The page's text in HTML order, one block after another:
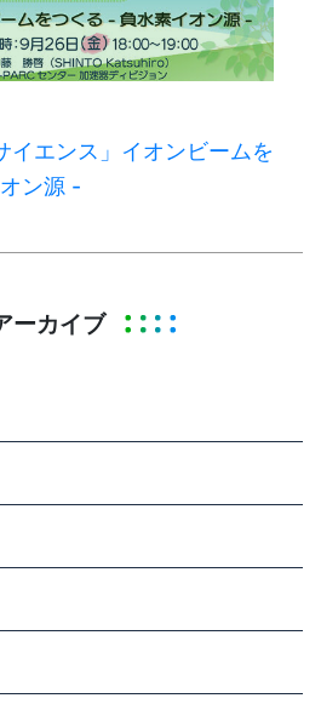
イエンス」イオンビームを
ン源 -
ーカイブ